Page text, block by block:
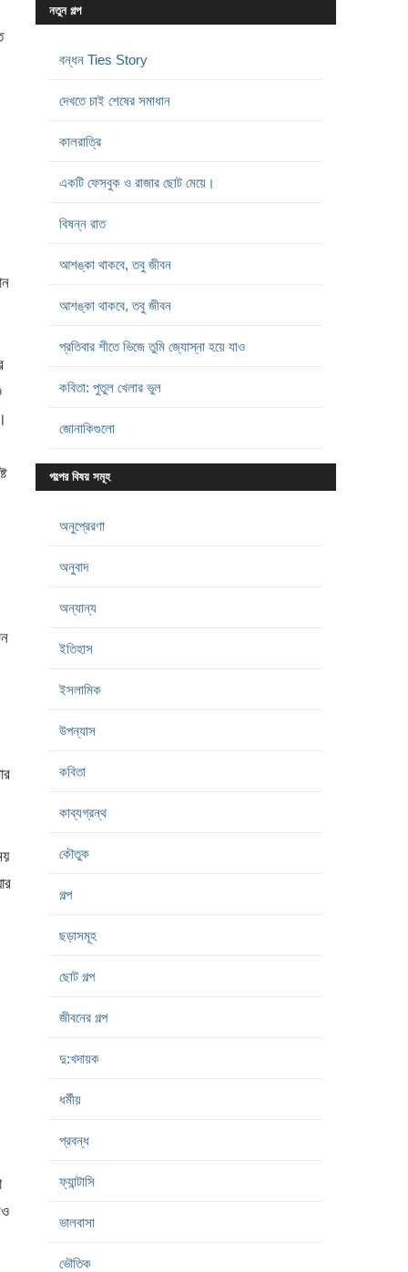
নতুন গল্প
বন্ধন Ties Story
দেখতে চাই শেষের সমাধান
কালরাত্রি
একটি ফেসবুক ও রাজার ছোট মেয়ে।
বিষন্ন রাত
আশঙ্কা থাকবে, তবু জীবন
আশঙ্কা থাকবে, তবু জীবন
প্রতিবার শীতে ভিজে তুমি জ্যোস্না হয়ে যাও
কবিতা: পুতুল খেলার ভুল
জোনাকিগুলো
গল্পের বিষয় সমূহ
অনুপ্রেরণা
অনুবাদ
অন্যান্য
ইতিহাস
ইসলামিক
উপন্যাস
কবিতা
কাব্যগ্রন্থ
কৌতুক
গল্প
ছড়াসমূহ
ছোট গল্প
জীবনের গল্প
দু:খদায়ক
ধর্মীয়
প্রবন্ধ
ফ্যান্টাসি
ভালবাসা
ভৌতিক